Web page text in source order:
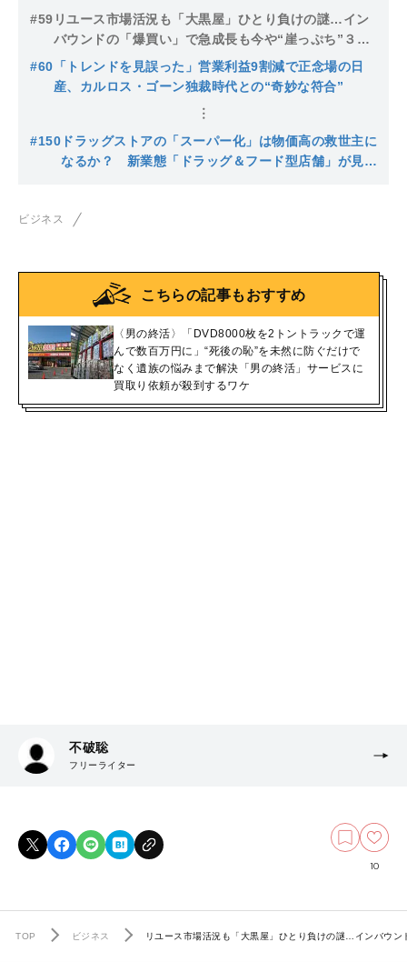
#59 リユース市場活況も「大黒屋」ひとり負けの謎…イン
バウンドの「爆買い」で急成長も今や“崖っぷち”３つ
のワケ
#60 「トレンドを見誤った」営業利益9割減で正念場の日
産、カルロス・ゴーン独裁時代との“奇妙な符合”
#150 ドラッグストアの「スーパー化」は物価高の救世主に
なるか？ 新業態「ドラッグ＆フード型店舗」が見据
ビジネス
こちらの記事もおすすめ
〈男の終活〉「DVD8000枚を2トントラックで運
んで数百万円に」“死後の恥”を未然に防ぐだけで
なく遺族の悩みまで解決「男の終活」サービスに
買取り依頼が殺到するワケ
不破聡
フリーライター
10
TOP ビジネス リユース市場活況も「大黒屋」ひとり負けの謎…インバウン